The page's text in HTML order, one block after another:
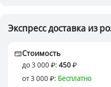
Экспресс доставка из
Стоимость
до 3 000 : 450
от 3 000
: Бесплатно